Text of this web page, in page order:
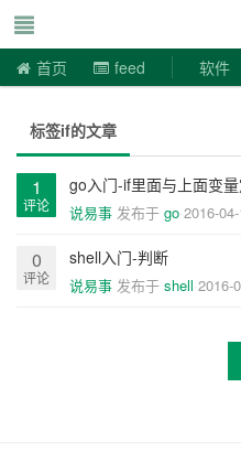
首页 feed 软件
标签if的文章
1
评论
go入门-if里面与上面变
说易事 发布于 go 2016-
0
评论
shell入门-判断
说易事 发布于 shell 2016-